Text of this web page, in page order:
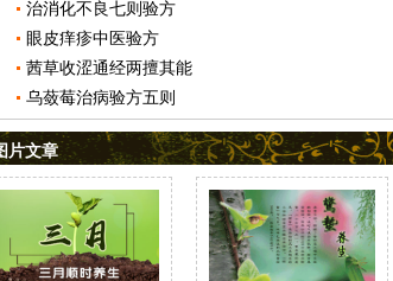
治消化不良七则验方
眼皮痒疹中医验方
茜草收涩通经两擅其能
乌蔹莓治病验方五则
片文章